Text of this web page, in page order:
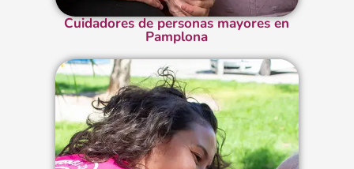
Cuidadores de personas mayores en
Pamplona